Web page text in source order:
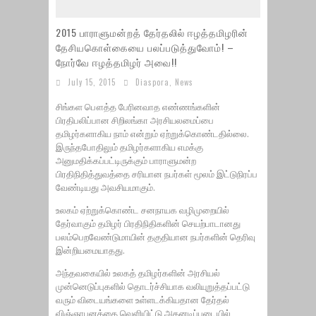
2015 பாராளுமன்றத் தேர்தலில் ஈழத்தமிழரின்
தேசியகொள்கையை பலப்படுத்துவோம்! –
நோர்வே ஈழத்தமிழர் அவை!!
July 15, 2015 Diaspora News
சிங்கள பௌத்த பேரினவாத எண்ணங்களின்
பிரதிபலிப்பான சிறிலங்கா அரசியலமைப்பை
தமிழர்களாகிய நாம் என்றும் ஏற்றுக்கொண்டதில்லை.
இருந்தபோதிலும் தமிழர்களாகிய எமக்கு
அனுமதிக்கப்பட்டிருக்கும் பாராளுமன்ற
பிரதிநிதித்துவத்தை சரியான நபர்கள் மூலம் இட்டுநிரப்ப
வேண்டியது அவசியமாகும்.
உலகம் ஏற்றுக்கொண்ட சனநாயக வழிமுறையில்
தேர்வாகும் தமிழர் பிரதிநிதிகளின் செயற்பாடானது
பலம்பெறவேண்டுமாயின் தகுதியான நபர்களின் தெரிவு
இன்றியமையாதது.
அந்தவகையில் உலகத் தமிழர்களின் அரசியல்
முன்னெடுப்புகளில் தொடர்ச்சியாக வலியுறுத்தப்பட்டு
வரும் விடையங்களை உள்ளடக்கியதான தேர்தல்
விஞ்ஞாபனத்தை வெளியிட்டு அதனடிப்படையில்